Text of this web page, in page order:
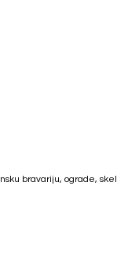
bravariju, ograde,